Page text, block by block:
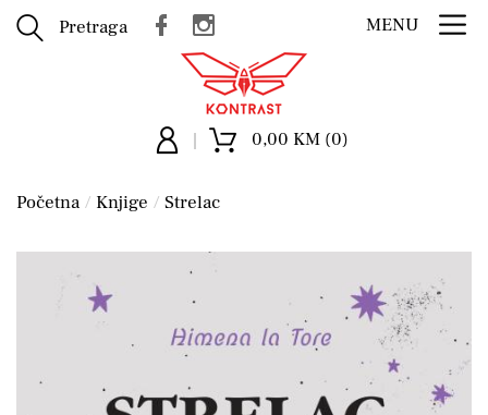
Pretraga MENU
0,00 KM (0)
Početna Knjige Strelac